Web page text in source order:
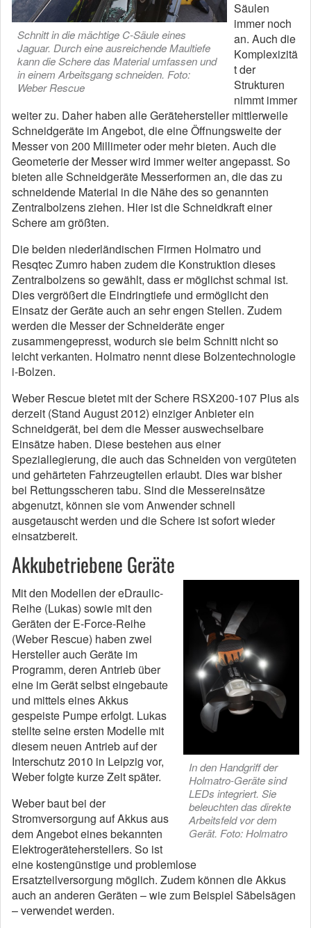
Schnitt in die mächtige C-Säule eines
Jaguar. Durch eine ausreichende Maultiefe
kann die Schere das Material umfassen und
in einem Arbeitsgang schneiden. Foto:
Weber Rescue
Säulen
immer noch
an. Auch die
Komplexizitä
t der
Strukturen
nimmt immer
weiter zu. Daher haben alle Gerätehersteller mittlerweile
Schneidgeräte im Angebot, die eine Öffnungsweite der
Messer von 200 Millimeter oder mehr bieten. Auch die
Geometerie der Messer wird immer weiter angepasst. So
bieten alle Schneidgeräte Messerformen an, die das zu
schneidende Material in die Nähe des so genannten
Zentralbolzens ziehen. Hier ist die Schneidkraft einer
Schere am größten.
Die beiden niederländischen Firmen Holmatro und
Resqtec Zumro haben zudem die Konstruktion dieses
Zentralbolzens so gewählt, dass er möglichst schmal ist.
Dies vergrößert die Eindringtiefe und ermöglicht den
Einsatz der Geräte auch an sehr engen Stellen. Zudem
werden die Messer der Schneideräte enger
zusammengepresst, wodurch sie beim Schnitt nicht so
leicht verkanten. Holmatro nennt diese Bolzentechnologie
i-Bolzen.
Weber Rescue bietet mit der Schere RSX200-107 Plus als
derzeit (Stand August 2012) einziger Anbieter ein
Schneidgerät, bei dem die Messer auswechselbare
Einsätze haben. Diese bestehen aus einer
Speziallegierung, die auch das Schneiden von vergüteten
und gehärteten Fahrzeugteilen erlaubt. Dies war bisher
bei Rettungsscheren tabu. Sind die Messereinsätze
abgenutzt, können sie vom Anwender schnell
ausgetauscht werden und die Schere ist sofort wieder
einsatzbereit.
Akkubetriebene Geräte
In den Handgriff der
Holmatro-Geräte sind
LEDs integriert. Sie
beleuchten das direkte
Arbeitsfeld vor dem
Gerät. Foto: Holmatro
Mit den Modellen der eDraulic-
Reihe (Lukas) sowie mit den
Geräten der E-Force-Reihe
(Weber Rescue) haben zwei
Hersteller auch Geräte im
Programm, deren Antrieb über
eine im Gerät selbst eingebaute
und mittels eines Akkus
gespeiste Pumpe erfolgt. Lukas
stellte seine ersten Modelle mit
diesem neuen Antrieb auf der
Interschutz 2010 in Leipzig vor,
Weber folgte kurze Zeit später.
Weber baut bei der
Stromversorgung auf Akkus aus
dem Angebot eines bekannten
Elektrogeräteherstellers. So ist
eine kostengünstige und problemlose
Ersatzteilversorgung möglich. Zudem können die Akkus
auch an anderen Geräten – wie zum Beispiel Säbelsägen
– verwendet werden.